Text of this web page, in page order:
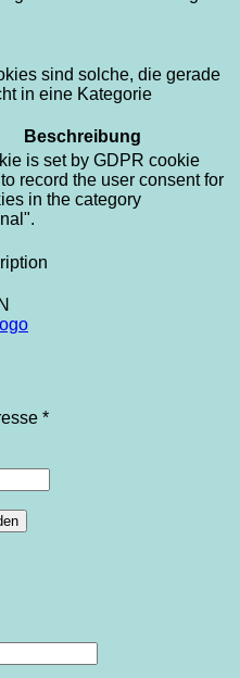
sind solche, die gerade
in eine Kategorie
Beschreibung
is set by GDPR cookie
record the user consent for
in the category
*Erforderlich